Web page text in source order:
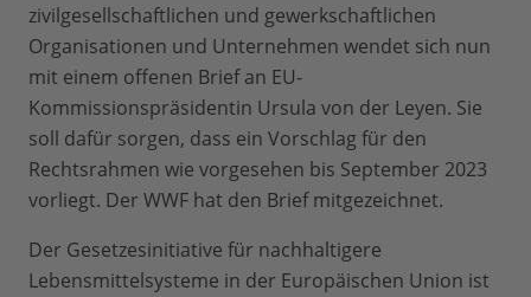
zivilgesellschaftlichen und gewerkschaftlichen
Organisationen und Unternehmen wendet sich nun
mit einem offenen Brief an EU-
Kommissionspräsidentin Ursula von der Leyen. Sie
soll dafür sorgen, dass ein Vorschlag für den
Rechtsrahmen wie vorgesehen bis September 2023
vorliegt. Der WWF hat den Brief mitgezeichnet.
Der Gesetzesinitiative für nachhaltigere
Lebensmittelsysteme in der Europäischen Union ist